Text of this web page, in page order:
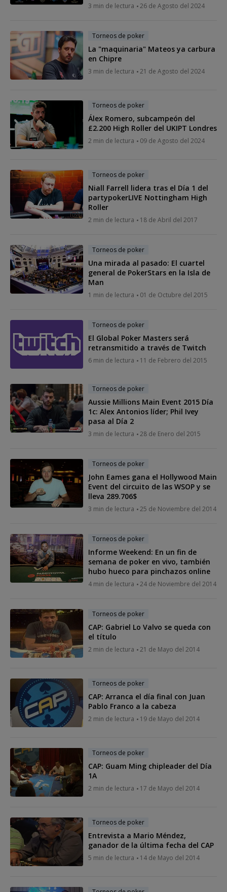
3 min de lectura 26 de Agosto del 2024
Torneos de poker
La "maquinaria" Mateos ya carbura
en Chipre
3 min de lectura 21 de Agosto del 2024
Torneos de poker
Álex Romero, subcampeón del
£2.200 High Roller del UKIPT Londres
2 min de lectura 09 de Agosto del 2024
Torneos de poker
Niall Farrell lidera tras el Día 1 del
partypokerLIVE Nottingham High
Roller
2 min de lectura 18 de Abril del 2017
Torneos de poker
Una mirada al pasado: El cuartel
general de PokerStars en la Isla de
Man
1 min de lectura 01 de Octubre del 2015
Torneos de poker
El Global Poker Masters será
retransmitido a través de Twitch
6 min de lectura 11 de Febrero del 2015
Torneos de poker
Aussie Millions Main Event 2015 Día
1c: Alex Antonios líder; Phil Ivey
pasa al Día 2
3 min de lectura 28 de Enero del 2015
Torneos de poker
John Eames gana el Hollywood Main
Event del circuito de las WSOP y se
lleva 289.706$
3 min de lectura 25 de Noviembre del 2014
Torneos de poker
Informe Weekend: En un fin de
semana de poker en vivo, también
hubo hueco para pinchazos online
4 min de lectura 24 de Noviembre del 2014
Torneos de poker
CAP: Gabriel Lo Valvo se queda con
el título
2 min de lectura 21 de Mayo del 2014
Torneos de poker
CAP: Arranca el día final con Juan
Pablo Franco a la cabeza
2 min de lectura 19 de Mayo del 2014
Torneos de poker
CAP: Guam Ming chipleader del Día
1A
2 min de lectura 17 de Mayo del 2014
Torneos de poker
Entrevista a Mario Méndez,
ganador de la última fecha del CAP
5 min de lectura 14 de Mayo del 2014